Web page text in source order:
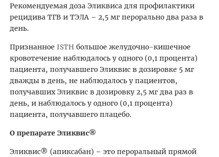
Рекомендуемая доза Эликвиса для профилактики
рецидива ТГВ и ТЭЛА – 2,5 мг перорально два раза в
день.
Признанное ISTH большое желудочно-кишечное
кровотечение наблюдалось у одного (0,1 процента)
пациента, получавшего Эликвис в дозировке 5 мг
дважды в день, не наблюдалось у пациентов,
получавших Эликвис в дозировку 2,5 мг два раз в
день, и наблюдалось у одного (0,1 процента)
пациента, получавшего плацебо.
О препарате Эликвис®
Эликвис® (апиксабан) – это пероральный прямой